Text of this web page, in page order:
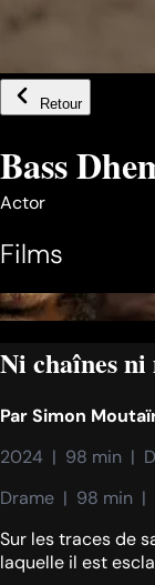
Retour
Bass
Actor
Films
Ni chaînes
ParSimon
2024  |  98 min  |
Drame  |  98 min  |
Sur les traces de
laquelle il est